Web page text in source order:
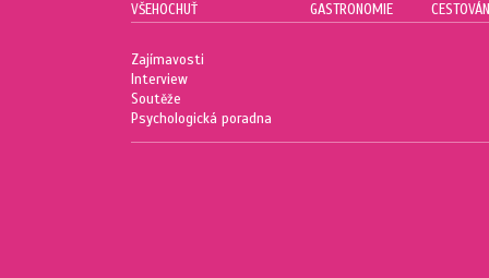
VŠEHOCHUŤ
Zajímavosti
Interview
Soutěže
Psychologická poradna
GASTRONOMIE